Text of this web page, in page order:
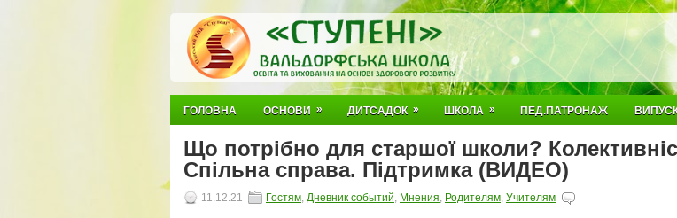
ГОЛОВНА ОСНОВИ » ДИТСАДОК » ШКОЛА » ПЕД.ПАТРОНАЖ
Що потрібно для старшої школи?
Спільна справа. Підтримка (ВИДЕО)
11.12.21 Гостям, Дневник событий, Мнения, Родителям, Учителям